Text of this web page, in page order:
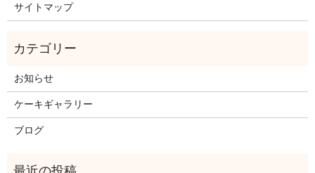
サイトマップ
お知らせ
ケーキギャラリー
ブログ